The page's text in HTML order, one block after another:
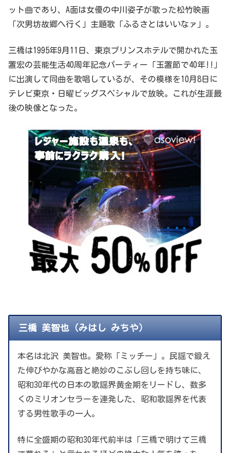
ット曲であり、A面は女優の中川姿子が歌った松竹映画
「次男坊故郷へ行く」主題歌「ふるさとはいいなァ」。
三橋は1995年9月11日、東京プリンスホテルで開かれた玉
置宏の芸能生活40周年記念パーティー「玉置節で40年!!」
に出演して同曲を歌唱しているが、その模様を10月8日に
テレビ東京・日曜ビッグスペシャルで放映。これが生涯最
後の映像となった。
三橋 美智也（みはし みちや）
本名は北沢 美智也。愛称「ミッチー」。民謡で鍛え
た伸びやかな高音と絶妙のこぶし回しを持ち味に、
昭和30年代の日本の歌謡界黄金期をリードし、数多
くのミリオンセラーを連発した、昭和歌謡界を代表
する男性歌手の一人。
特に全盛期の昭和30年代前半は「三橋で明けて三橋